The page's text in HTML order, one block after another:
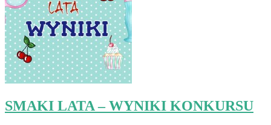
SMAKI LATA – WYNIKI KONKURSU